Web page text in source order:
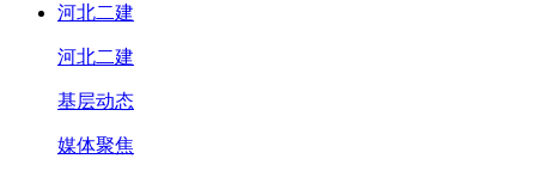
河北二建
河北二建
基层动态
媒体聚焦